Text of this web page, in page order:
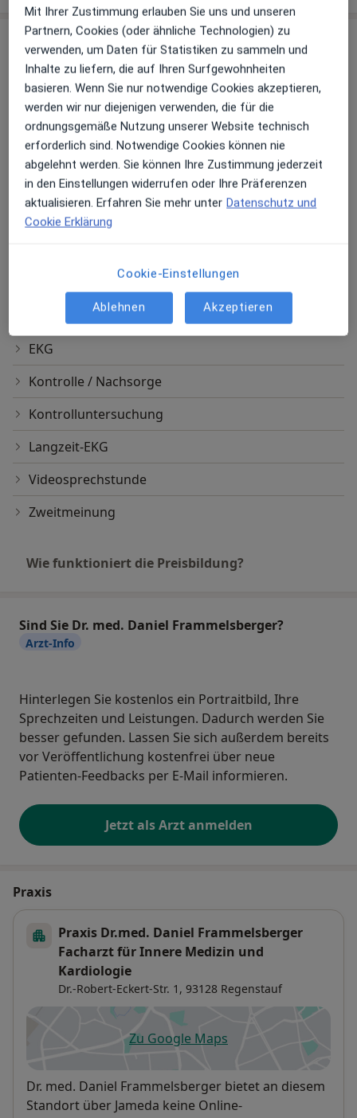
Leistungen & Kosten
Beliebte Leistungen
Allgemeine Sprechstunde
Dr.-Robert-Eckert-Str. 1, Regenstauf
Praxis Dr.med. Daniel Frammelsberger Facharzt für
Innere Medizin und Kardiologie
Erstuntersuchung (Neupatient/in)
Dr.-Robert-Eckert-Str. 1, Regenstauf
Andere Leistungen
Belastungs-EKG
EKG
Kontrolle / Nachsorge
Kontrolluntersuchung
Langzeit-EKG
Videosprechstunde
Zweitmeinung
Wie funktioniert die Preisbildung?
Sind Sie Dr. med. Daniel Frammelsberger?
Arzt-Info
Hinterlegen Sie kostenlos ein Portraitbild, Ihre
Sprechzeiten und Leistungen. Dadurch werden Sie
besser gefunden. Lassen Sie sich außerdem bereits
vor Veröffentlichung kostenfrei über neue
Patienten-Feedbacks per E-Mail informieren.
Jetzt als Arzt anmelden
Praxis
Praxis Dr.med. Daniel Frammelsberger
Facharzt für Innere Medizin und
Kardiologie
Dr.-Robert-Eckert-Str. 1, 93128 Regenstauf
Zu Google Mapsöffnet in einer neuen
Verfügbarkeit
Dr. med. Daniel Frammelsberger bietet an diesem
Standort über Jameda keine Online-
Mit Ihrer Zustimmung erlauben Sie uns und unseren
Partnern, Cookies (oder ähnliche Technologien) zu
verwenden, um Daten für Statistiken zu sammeln und
Inhalte zu liefern, die auf Ihren Surfgewohnheiten
basieren. Wenn Sie nur notwendige Cookies akzeptieren,
werden wir nur diejenigen verwenden, die für die
ordnungsgemäße Nutzung unserer Website technisch
erforderlich sind. Notwendige Cookies können nie
abgelehnt werden. Sie können Ihre Zustimmung jederzeit
in den Einstellungen widerrufen oder Ihre Präferenzen
aktualisieren. Erfahren Sie mehr unter Datenschutz und
Cookie Erklärung
Cookie-Einstellungen
Ablehnen Akzeptieren